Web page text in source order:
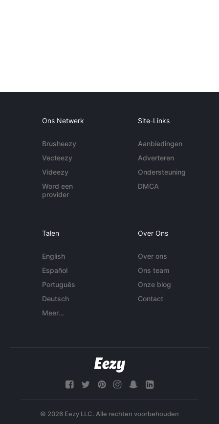
Ons Netwerk
Brusheezy
Vecteezy
Videezy
Word een
provider
Site-Links
Aanbiedingen
Adverteren
Ondersteuning
DMCA
Talen
English
Español
Português
Deutsch
Meer...
Over Ons
Over ons
Ons team
Onze blog
Contact
© 2026 Eezy LLC. Alle rechten voorbehouden